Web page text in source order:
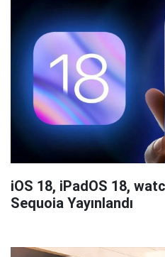
iOS 18, iPadOS 18,
Sequoia Yayınlandı